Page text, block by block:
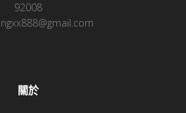
92008
關於